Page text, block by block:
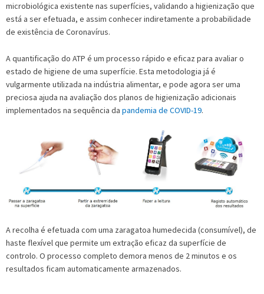
microbiológica existente nas superfícies, validando a higienização que
está a ser efetuada, e assim conhecer indiretamente a probabilidade
de existência de Coronavírus.
A quantificação do ATP é um processo rápido e eficaz para avaliar o
estado de higiene de uma superfície. Esta metodologia já é
vulgarmente utilizada na indústria alimentar, e pode agora ser uma
preciosa ajuda na avaliação dos planos de higienização adicionais
implementados na sequência da pandemia de COVID-19.
A recolha é efetuada com uma zaragatoa humedecida (consumível), de
haste flexível que permite um extração eficaz da superfície de
controlo. O processo completo demora menos de 2 minutos e os
resultados ficam automaticamente armazenados.